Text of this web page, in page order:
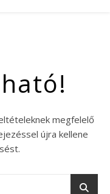
megfelelő
újra kellene